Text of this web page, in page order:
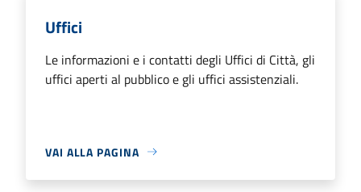
Uffici
Le informazioni e i contatti degli Uffici di Città, gli
uffici aperti al pubblico e gli uffici assistenziali.
VAI ALLA PAGINA